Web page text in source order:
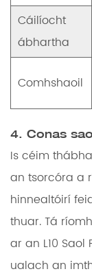
Cáilíocht
ábhartha
Comhshaoil
4. Conas
Is céim
an tsorcóra a
hinnealtóirí
thuar. Tá
ar an L10 Saol
ualach an